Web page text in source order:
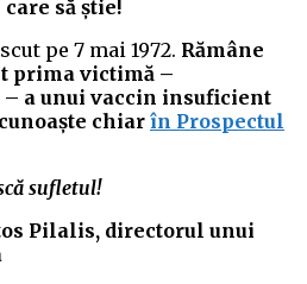
să știe!
pe 7 mai 1972. Rămâne
prima victimă –
a unui vaccin insuficient
chiar în Prospectul
sufletul!
Pilalis, directorul unui